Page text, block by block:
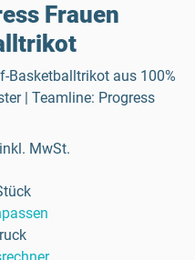
Frauen
Basketballtrikot aus 100%
| Teamline: Progress
inkl. MwSt.